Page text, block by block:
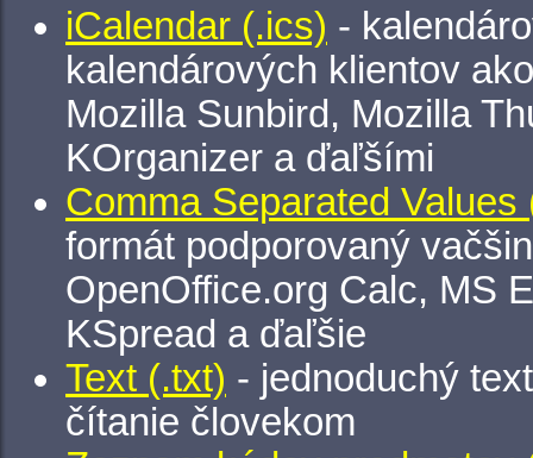
iCalendar (.ics) -
kalendárových klientov
Mozilla Sunbird, Mozilla
KOrganizer a ďaľšími
Comma Separated Values
formát podporovaný
OpenOffice.org Calc, MS
KSpread a ďaľšie
Text (.txt) - jednoduchý
čítanie človekom